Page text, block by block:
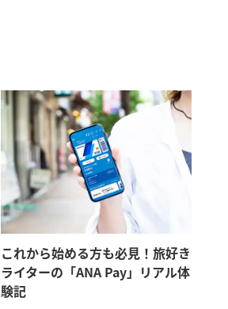
これから始める方も必見！旅好き
ライターの「ANA Pay」リアル体
験記